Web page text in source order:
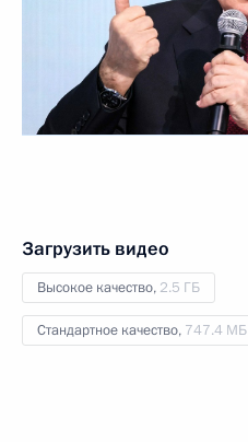
Загрузить видео
Высокое качество, 2.5 ГБ
Стандартное качество, 747.4 МБ